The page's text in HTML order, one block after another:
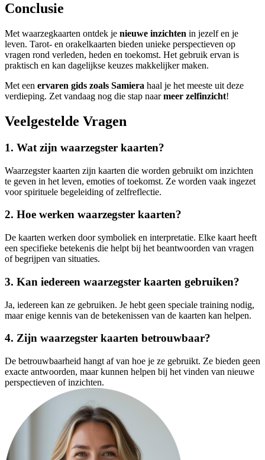
Conclusie
Met waarzegkaarten ontdek je nieuwe inzichten in jezelf en je
leven. Tarot- en orakelkaarten bieden unieke perspectieven op
vragen rond verleden, heden en toekomst. Het gebruik ervan is
praktisch en kan dagelijkse keuzes makkelijker maken.
Met een ervaren gids zoals Samiera haal je het meeste uit deze
verdieping. Zet vandaag nog die stap naarmeer zelfinzicht!
Veelgestelde Vragen
1. Wat zijn waarzegster kaarten?
Waarzegster kaarten zijn kaarten die worden gebruikt om inzichten
te geven in het leven, emoties of toekomst. Ze worden vaak ingezet
voor spirituele begeleiding of zelfreflectie.
2. Hoe werken waarzegster kaarten?
De kaarten werken door symboliek en interpretatie. Elke kaart heeft
een specifieke betekenis die helpt bij het beantwoorden van vragen
of begrijpen van situaties.
3. Kan iedereen waarzegster kaarten gebruiken?
Ja, iedereen kan ze gebruiken. Je hebt geen speciale training nodig,
maar enige kennis van de betekenissen van de kaarten kan helpen.
4. Zijn waarzegster kaarten betrouwbaar?
De betrouwbaarheid hangt af van hoe je ze gebruikt. Ze bieden geen
exacte antwoorden, maar kunnen helpen bij het vinden van nieuwe
perspectieven of inzichten.